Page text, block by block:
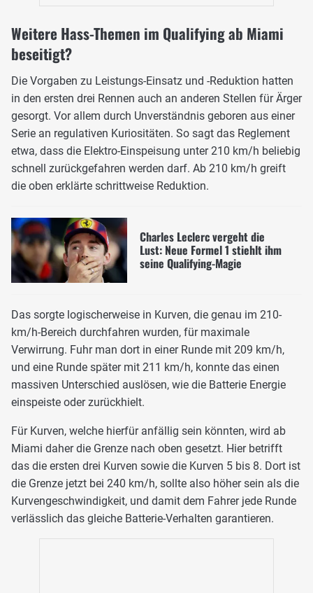
Weitere Hass-Themen im Qualifying ab Miami
beseitigt?
Die Vorgaben zu Leistungs-Einsatz und -Reduktion hatten
in den ersten drei Rennen auch an anderen Stellen für Ärger
gesorgt. Vor allem durch Unverständnis geboren aus einer
Serie an regulativen Kuriositäten. So sagt das Reglement
etwa, dass die Elektro-Einspeisung unter 210 km/h beliebig
schnell zurückgefahren werden darf. Ab 210 km/h greift
die oben erklärte schrittweise Reduktion.
Charles Leclerc vergeht die
Lust: Neue Formel 1 stiehlt ihm
seine Qualifying-Magie
Das sorgte logischerweise in Kurven, die genau im 210-
km/h-Bereich durchfahren wurden, für maximale
Verwirrung. Fuhr man dort in einer Runde mit 209 km/h,
und eine Runde später mit 211 km/h, konnte das einen
massiven Unterschied auslösen, wie die Batterie Energie
einspeiste oder zurückhielt.
Für Kurven, welche hierfür anfällig sein könnten, wird ab
Miami daher die Grenze nach oben gesetzt. Hier betrifft
das die ersten drei Kurven sowie die Kurven 5 bis 8. Dort ist
die Grenze jetzt bei 240 km/h, sollte also höher sein als die
Kurvengeschwindigkeit, und damit dem Fahrer jede Runde
verlässlich das gleiche Batterie-Verhalten garantieren.